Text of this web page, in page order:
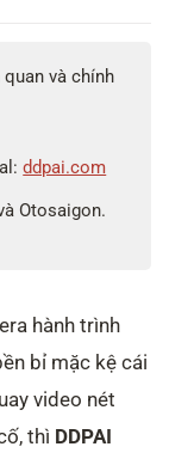
và chính
ddpai.com
Otosaigon.
hành trình
bỉ mặc kệ cái
video nét
thì DDPAI